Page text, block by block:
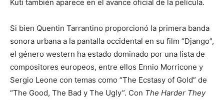
Kuti también aparece en el avance oficial de la película.
Si bien Quentin Tarrantino proporcionó la primera banda
sonora urbana a la pantalla occidental en su film “Django”,
el género western ha estado dominado por una lista de
compositores europeos, entre ellos Ennio Morricone y
Sergio Leone con temas como “The Ecstasy of Gold” de
“The Good, The Bad y The Ugly”. Con The Harder They